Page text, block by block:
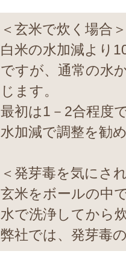
＜玄米で炊く場合＞
白米の水加減より
ですが、通常の水
じます。
最初は1－2合程度
水加減で調整を勧
＜発芽毒を気にさ
玄米をボールの中
水で洗浄してから
弊社では、発芽毒